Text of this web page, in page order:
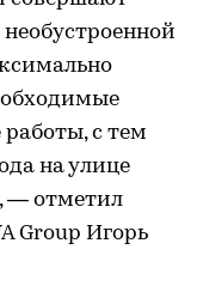
работы, с тем
на улице
— отметил
Group Игорь